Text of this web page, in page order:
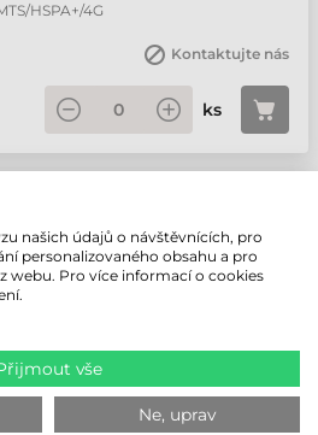
HSPA+/4G
Kontaktujte nás
ks
XSLATE R12 PRŮMYSLOVÝ
200359
Zebra
HSPA+/4G
Kontaktujte nás
našich údajů o návštěvnících, pro
personalizovaného obsahu a pro
webu. Pro více informací o cookies
vše
Ne, uprav